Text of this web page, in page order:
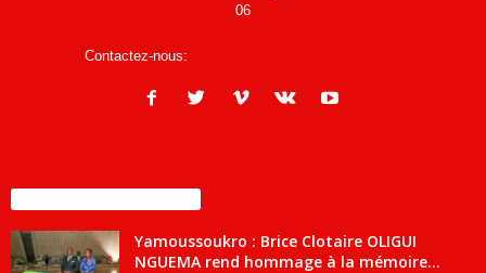
06
Contactez-nous:
Yamoussoukro : Brice Clotaire OLIGUI
NGUEMA rend hommage à la mémoire...